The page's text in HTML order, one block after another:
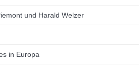
und Harald Welzer
in Europa